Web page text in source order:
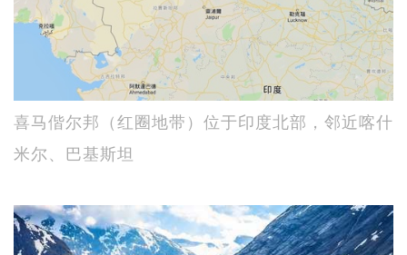
喜马偕尔邦（红圈地带）位于印度北部，邻近喀什
米尔、巴基斯坦